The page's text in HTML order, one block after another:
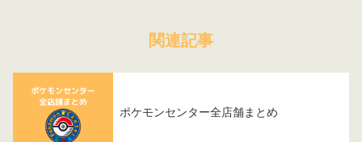
関連記事
ポケモンセンター全店舗まとめ